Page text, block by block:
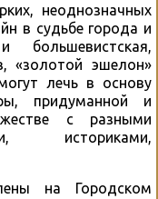
неоднозначных
в судьбе города и
«золотой эшелон»
лечь в основу
придуманной и
с разными
историками,
на Городском